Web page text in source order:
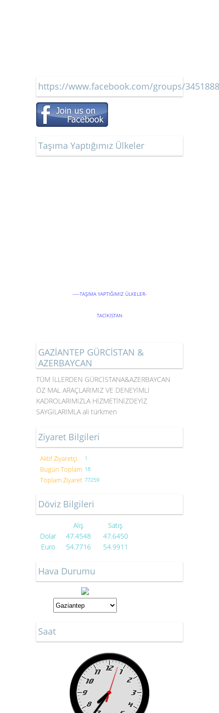
https://www.facebook.com/groups/
Taşıma Yaptığımız Ülkeler
-----TAŞIMA YAPTIĞIMIZ ÜLKELER-
TACİKİSTAN
AZERBAYCAN
NAHCIVAN
GÜRCİSTAN
SURİYE
-----AKTURKMENLER-----
GAZİANTEP GÜRCİSTAN &
AZERBAYCAN
TÜM İLLERDEN GÜRCİSTANA&AZERBAYCAN
ÖZ MAL ARAÇLARIMIZ VE DENEYİMLİ
KADROLARIMIZLA HİZMETİNİZDEYİZ
SAYGILARIMLA ali türkmen
Ziyaret Bilgileri
Aktif Ziyaretçi 1
Bugün Toplam 18
Toplam Ziyaret 77259
Döviz Bilgileri
Alış
Satış
Dolar
47.4548
47.6450
Euro
54.7716 54.9911
Hava Durumu
Saat